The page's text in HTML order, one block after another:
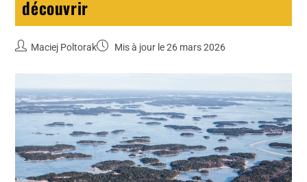
découvrir
Maciej Poltorak Mis à jour le 26 mars 2026